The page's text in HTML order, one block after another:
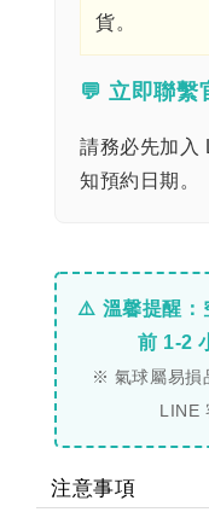
貨。
💬 立即聯繫
請務必先加入
知預約日期。
⚠️ 溫馨提醒：
前 1-2
※ 氣球屬易損
LINE
注意事項